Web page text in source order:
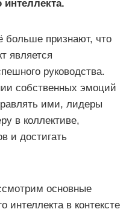
больше признают, что
является
руководства.
собственных эмоций
ими, лидеры
в коллективе,
и достигать
основные
интеллекта в контексте